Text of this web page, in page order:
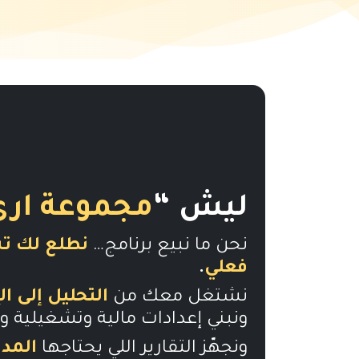
ليش “مجموعة
نحن ما نبيع برنامج… نطلع لك
فعلي.
نشتغل معك من التحليل إلى
ونبني إعدادات مالية وتشغيلية
ونجهّز التقارير اللي يحتاجها